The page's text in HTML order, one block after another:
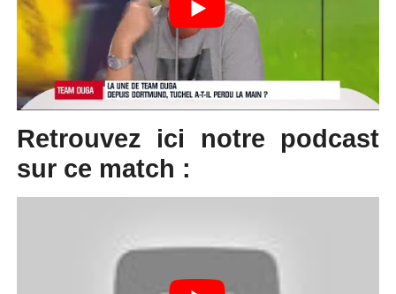
Retrouvez ici notre podcast
sur ce match :